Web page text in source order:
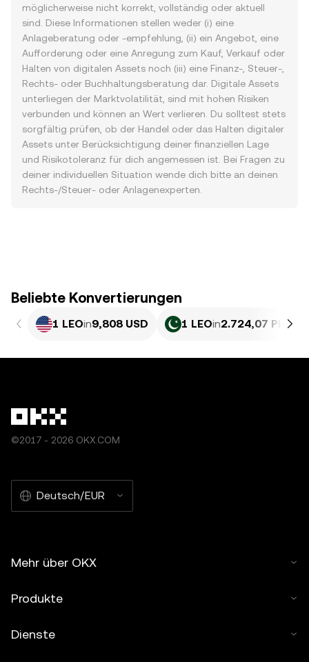
möglicherweise nicht korrekt, vollständig oder aktuell
sind. Diese Informationen stellen weder (i) eine
Anlageberatung oder -empfehlung, (ii) ein Angebot, eine
Aufforderung oder eine Anregung zum Kauf, Verkauf oder
Halten von digitalen Assets noch (iii) eine Finanz-, Steuer-,
Rechts- oder Buchhaltungsberatung dar. Digitale Assets
unterliegen der Marktvolatilität, sind mit hohen Risiken
verbunden und können an Wert verlieren. Du solltest stets
sorgfältig prüfen, ob der Handel oder das Halten digitaler
Assets unter Berücksichtigung deiner finanziellen Lage
und Risikotoleranz für dich angemessen ist. Bei Fragen zu
deiner individuellen Situation wende dich bitte an deinen
Rechts-/Steuer- oder Anlagenexperten.
Beliebte Konvertierungen
1 LEOin9,808 USD 1 LEOin2.724,07 PKR
©2017 - 2026 OKX.COM
Deutsch/EUR
Mehr über OKX
Produkte
Dienste